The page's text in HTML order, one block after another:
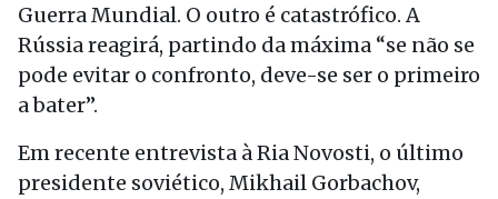
Guerra Mundial. O outro é catastrófico. A
Rússia reagirá, partindo da máxima “se não se
pode evitar o confronto, deve-se ser o primeiro
a bater”.
Em recente entrevista à Ria Novosti, o último
presidente soviético, Mikhail Gorbachov,